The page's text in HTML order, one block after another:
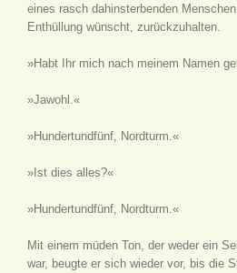
eines rasch dahinsterbenden
Enthüllung wünscht, zurückzuhalten.
»Habt Ihr mich nach meinem Namen
»Jawohl.«
»Hundertundfünf, Nordturm.«
»Ist dies alles?«
»Hundertundfünf, Nordturm.«
Mit einem müden Ton, der weder ein
war, beugte er sich wieder vor, bis die